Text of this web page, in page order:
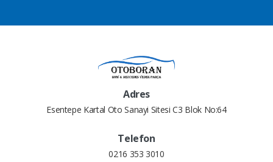
Adres
Esentepe Kartal Oto Sanayi Sitesi C3 Blok No:64
Telefon
0216 353 3010